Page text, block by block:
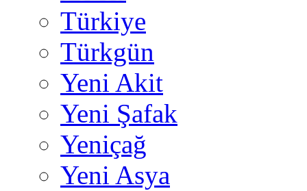
Türkiye
Türkgün
Yeni Akit
Yeni Şafak
Yeniçağ
Yeni Asya